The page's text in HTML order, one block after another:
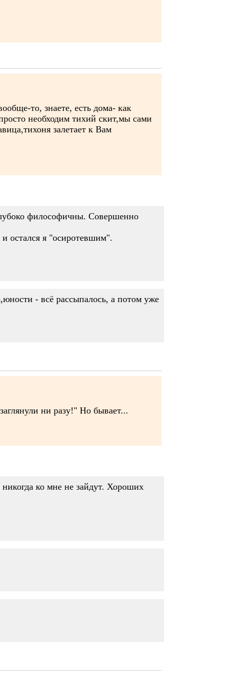
то, знаете, есть дома- как
необходим тихий скит,мы сами
залетает к Вам
философичны. Совершенно
остался я "осиротевшим".
- всё рассыпалось, а потом уже
ни разу!" Но бывает...
ко мне не зайдут. Хороших